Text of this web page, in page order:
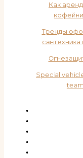
Как
Тренды
Special